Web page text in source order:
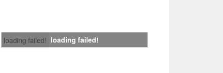
loading failed! loading failed!